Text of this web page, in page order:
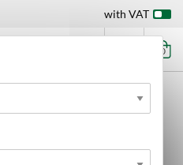
with VAT
0